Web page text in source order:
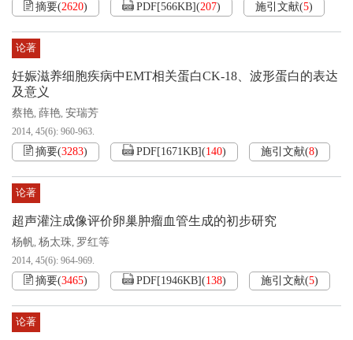
摘要(2620) PDF[566KB](207) 施引文献(5)
论著
妊娠滋养细胞疾病中EMT相关蛋白CK-18、波形蛋白的表达
及意义
蔡艳, 薛艳, 安瑞芳
2014, 45(6): 960-963.
摘要(3283) PDF[1671KB](140) 施引文献(8)
论著
超声灌注成像评价卵巢肿瘤血管生成的初步研究
杨帆, 杨太珠, 罗红等
2014, 45(6): 964-969.
摘要(3465) PDF[1946KB](138) 施引文献(5)
论著